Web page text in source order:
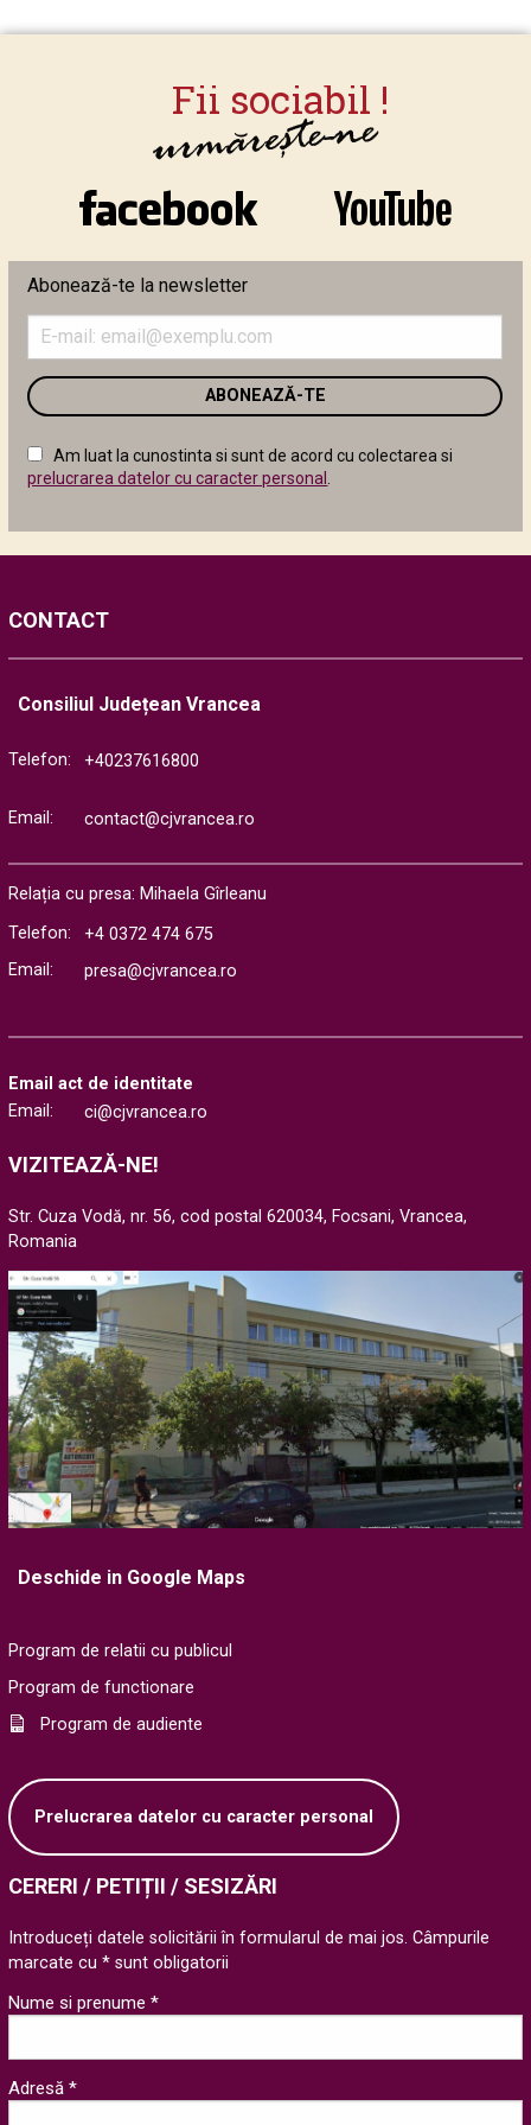
Abonează-te la newsletter
adresa
email
în
următor
Am luat la cunostinta si sunt de acord cu colectarea si
prelucrarea datelor cu caracter personal
CONTACT
Consiliul Județean Vrancea
Telefon: +40237616800
Email: contact@cjvrancea.ro
Relația cu presa: Mihaela Gîrleanu
Telefon:
+4 0372 474 675
Email:
presa@cjvrancea.ro
Email act de identitate
Email:
ci@cjvrancea.ro
VIZITEAZĂ-NE!
Str. Cuza Vodă, nr. 56, cod postal 620034, Focsani, Vrancea,
Romania
Deschide in Google Maps
Program de relatii cu publicul
Program de functionare
Program de audiente
Prelucrarea datelor cu caracter personal
CERERI / PETIȚII / SESIZĂRI
Introduceți datele solicitării în formularul de mai jos. Câmpurile
marcate cu * sunt obligatorii
Nume si prenume *
Adresă *